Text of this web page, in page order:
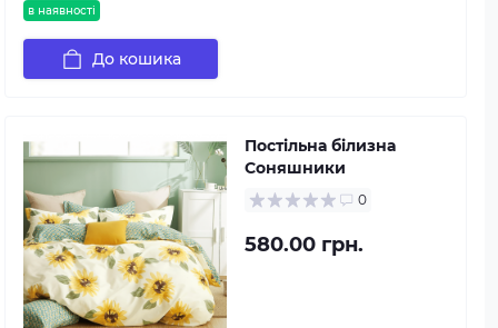
в наявності
До кошика
Постільна білизна
Соняшники
0
580.00 грн.